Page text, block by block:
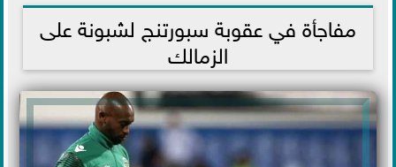
2021-11-11 15:24:33مفاجأة في عقوبة سبورتنج لشبونة على
الزمالك